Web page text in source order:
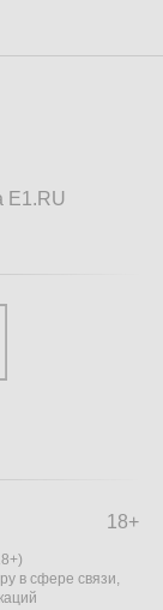
E1.RU
18+
в сфере связи,